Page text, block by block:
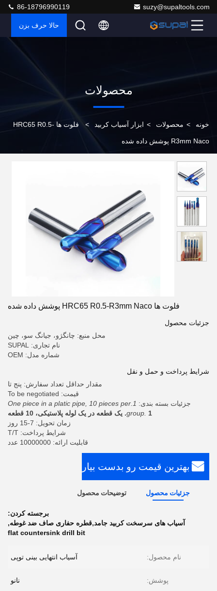
suzy@supaltools.com
86-18796990119
حالا حرف بزن
محصولات
خونه > محصولات > ابزار آسیاب کربید > فلوت ها HRC65 R0.5-
R3mm Naco پوشش داده شده
فلوت ها HRC65 R0.5-R3mm Naco پوشش داده شده
جزئیات محصول
محل منبع: چانگژو، جیانگ سو، چین
نام تجاری: SUPAL
شماره مدل: OEM
شرایط پرداخت و حمل و نقل
مقدار حداقل تعداد سفارش: پنج تا
قیمت: To be negotiated
جزئیات بسته بندی:
1.One piece in a platic pipe, 10 pieces per
group. 1. یک قطعه در یک لوله پلاستیکی، 10 قطعه
زمان تحویل: 7-15 روز
شرایط پرداخت: T/T
قابلیت ارائه: 10000000 عدد
بهترین قیمت رو بدست بیار
جزئیات محصول توضیحات محصول
برجسته کردن:
آسیاب های سرسخت کربید جامد,قطره حفاری صاف ضد غوطه,
flat countersink drill bit
نام محصول: آسیاب انتهایی بینی توپی
پوشش: نانو